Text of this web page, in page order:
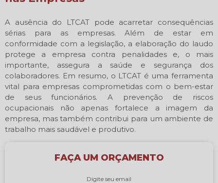
A ausência do LTCAT pode acarretar consequências
sérias para as empresas. Além de estar em
conformidade com a legislação, a elaboração do laudo
protege a empresa contra penalidades e, o mais
importante, assegura a saúde e segurança dos
colaboradores. Em resumo, o LTCAT é uma ferramenta
vital para empresas comprometidas com o bem-estar
de seus funcionários. A prevenção de riscos
ocupacionais não apenas fortalece a imagem da
empresa, mas também contribui para um ambiente de
trabalho mais saudável e produtivo.
FAÇA UM ORÇAMENTO
Digite seu email